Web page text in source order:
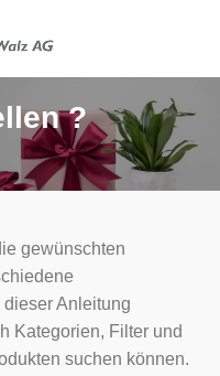
?
gewünschten
Anleitung
Kategorien, Filter und
suchen können.